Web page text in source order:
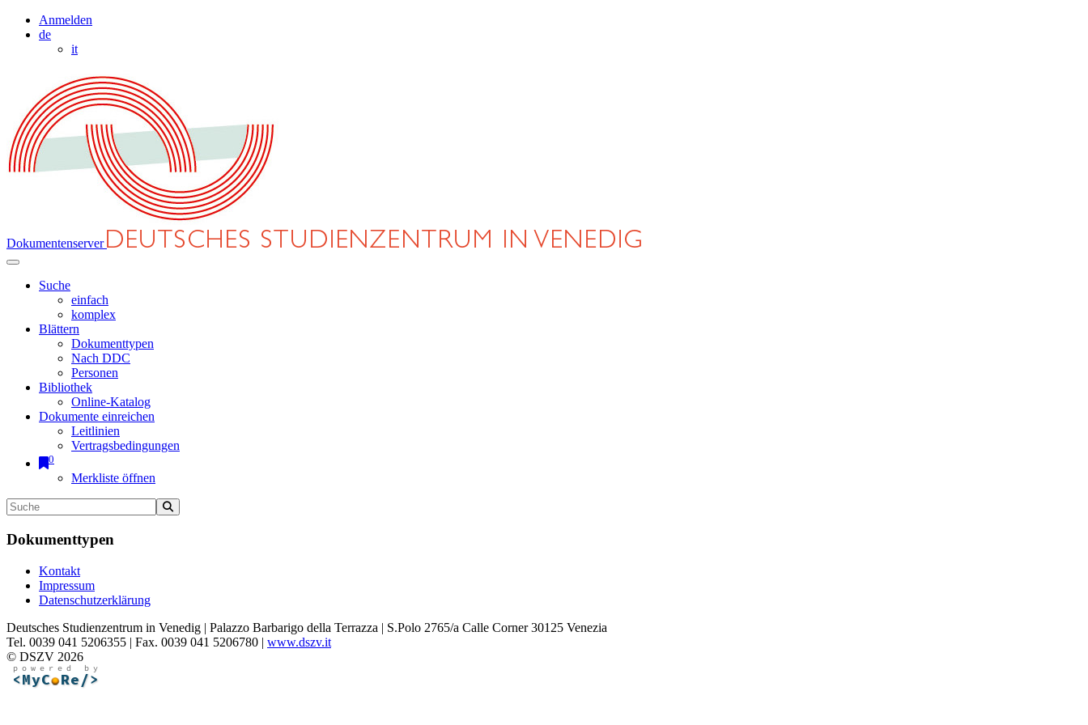
Anmelden
de
it
Dokumentenserver
Suche
einfach
komplex
Blättern
Dokumenttypen
Nach DDC
Personen
Bibliothek
Online-Katalog
Dokumente einreichen
Leitlinien
Vertragsbedingungen
0
Merkliste öffnen
Dokumenttypen
Kontakt
Impressum
Datenschutzerklärung
Deutsches Studienzentrum in Venedig | Palazzo Barbarigo della Terrazza | S.Polo 2765/a Calle Corner 30125 Venezia
Tel. 0039 041 5206355 | Fax. 0039 041 5206780 | www.dszv.it
© DSZV 2026